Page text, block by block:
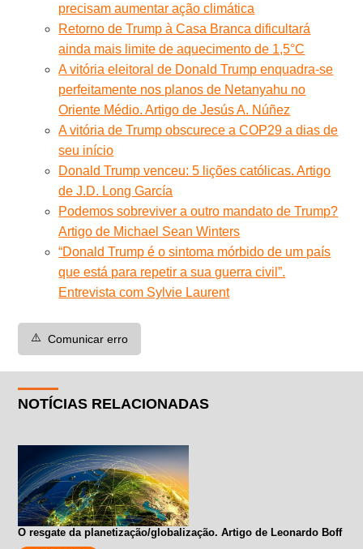
precisam aumentar ação climática
Retorno de Trump à Casa Branca dificultará
ainda mais limite de aquecimento de 1,5°C
A vitória eleitoral de Donald Trump enquadra-se
perfeitamente nos planos de Netanyahu no
Oriente Médio. Artigo de Jesús A. Núñez
A vitória de Trump obscurece a COP29 a dias de
seu início
Donald Trump venceu: 5 lições católicas. Artigo
de J.D. Long García
Podemos sobreviver a outro mandato de Trump?
Artigo de Michael Sean Winters
“Donald Trump é o sintoma mórbido de um país
que está para repetir a sua guerra civil”.
Entrevista com Sylvie Laurent
⚠️ Comunicar erro
NOTÍCIAS RELACIONADAS
O resgate da planetização/globalização. Artigo de Leonardo Boff